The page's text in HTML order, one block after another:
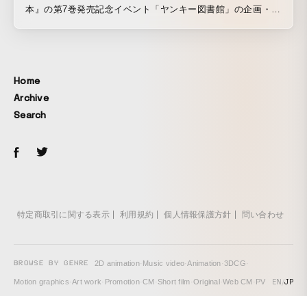
本』の第7巻発売記念イベント「ヤンキー図書館」の企画・制
ミックス全巻や関連書籍を借りて読書スペースで閲覧するこ
とが可能になっており、第7巻を発売日前にフライングで読む
ることのできる特別展示も用意され、『税金で買った本』を
Home
Archive
Search
特定商取引に関する表示 利用規約 個人情報保護方針 問い合わせ
BROWSE BY GENRE 2D animation· Music video·Animation·3DCG·
Motion graphics·Art work· Promotion·CM · Short film·Original ·Web CM · PV EN/JP